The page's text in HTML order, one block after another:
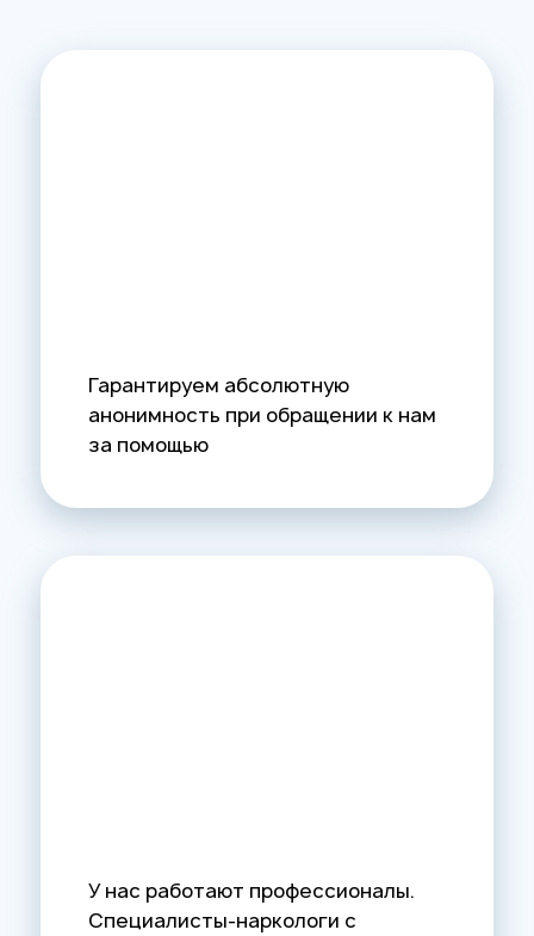
Гарантируем абсолютную
анонимность при обращении к нам
за помощью
У нас работают профессионалы.
Специалисты-наркологи с